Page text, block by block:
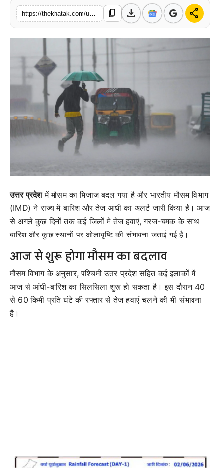
लाइफस्टाइल
content_copy download share
उत्तर प्रदेशमें मौसम का मिजाज बदल गया है और भारतीय मौसम विभाग
(IMD) ने राज्य में बारिश और तेज आंधी का अलर्ट जारी किया है। आज
से अगले कुछ दिनों तक कई जिलों में तेज हवाएं, गरज-चमक के साथ
बारिश और कुछ स्थानों पर ओलावृष्टि की संभावना जताई गई है।
आज से शुरू होगा मौसम का बदलाव
मौसम विभाग के अनुसार, पश्चिमी उत्तर प्रदेश सहित कई इलाकों में
आज से आंधी-बारिश का सिलसिला शुरू हो सकता है। इस दौरान 40
से 60 किमी प्रति घंटे की रफ्तार से तेज हवाएं चलने की भी संभावना
है।